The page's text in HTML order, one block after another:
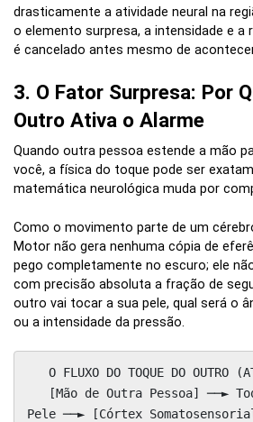
drasticamente a atividade neural na
o elemento surpresa, a intensidade e a
é cancelado antes mesmo de
3. O Fator Surpresa: Por
Outro Ativa o Alarme
Quando outra pessoa estende a mão
você, a física do toque pode ser
matemática neurológica muda por
Como o movimento parte de um
Motor não gera nenhuma cópia de
pego completamente no escuro; ele
com precisão absoluta a fração de
outro vai tocar a sua pele, qual será o
ou a intensidade da pressão.
   O FLUXO DO TOQUE DO OUTRO (ATIVAÇÃO TOTAL):
Pele ──► [Córtex